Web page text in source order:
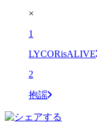
×
1
LYCORisALIVE
2
抱謡